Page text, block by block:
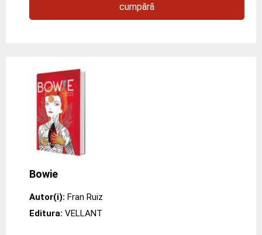
cumpără
Bowie
Autor(i): Fran Ruiz
Editura: VELLANT